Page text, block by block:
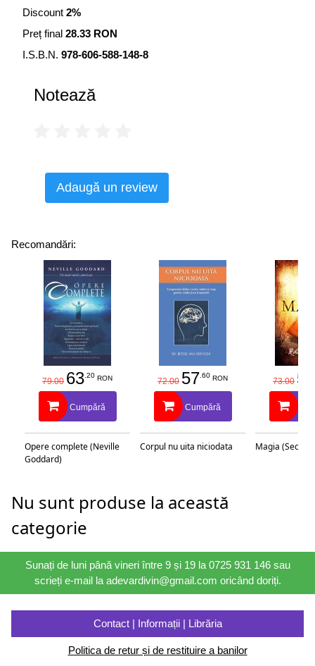
întrebăm punctual care sunt intențiile lui, respectiv să
cartografiem contribuția fiecăruia la problema cu care ne
să demonstreze că au dreptate, autorii ne sfătuiesc să-l
ne înțelegem, e recomandabil să trecem peste episodul
respectiv. E o atitudine înțeleaptă.
cartea studenților, părinților, profesorilor, directorilor și
liderilor de orice fel.“
Archie Epps
Decan în cadrul Universității Harvard
„Își respectă această carte promisiunea de a te face să
acționezi inteligent în situații problematice, chit că e vorba
de îngrijirea unui copil sau de relația cu cel mai important
client al tău? Da, și-o respectă.“
The New York Times
„Inteligența emoțională aplicată în cele mai grele momente
din viață.“
„Autorii, specialiști în comunicare, transformă un
impresionant volum de probleme într-o lectură agreabilă și
Booklist
Discount 2%
Preț final 28.33 RON
I.S.B.N. 978-606-588-148-8
Notează
Adaugă un review
Recomandări:
79.00 63.20 RON
Cumpără
Opere complete (Neville
Goddard)
72.00 57.60 RON
Cumpără
Corpul nu uita niciodata
73.00 58
Magia
Nu sunt produse la această
categorie
Sunați de luni până vineri între 9 și 19 la 0725 931 146 sau
scrieți e-mail la adevardivin@gmail.com oricând doriți.
Contact | Informații | Librăria
Politica de retur și de restituire a banilor